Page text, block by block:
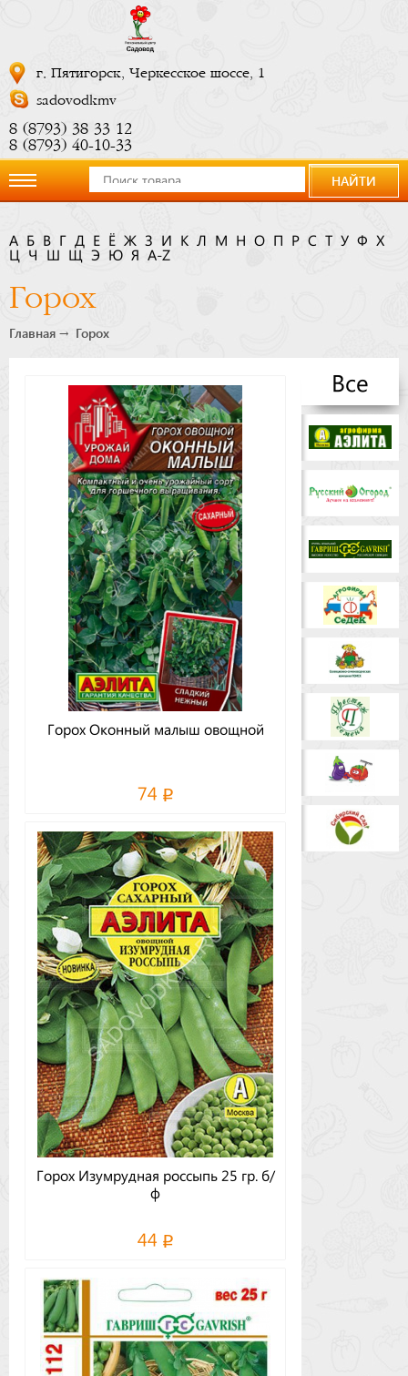
г. Пятигорск, Черкесское шоссе, 1
sadovodkmv
8 (8793) 38 33 12
8 (8793) 40-10-33
компании
Новости
сейчас
Бренды
Доставка
Оптовикам
НАЙТИ
А Б В Г Д Е Ё Ж З И К Л М Н О П Р С Т У Ф
Х
Ч Э Ю Я A-Z
Горох
Главная Горох
Горох Оконный малыш овощной
74
Горох Изумрудная россыпь 25 гр. б/
ф
44
Все